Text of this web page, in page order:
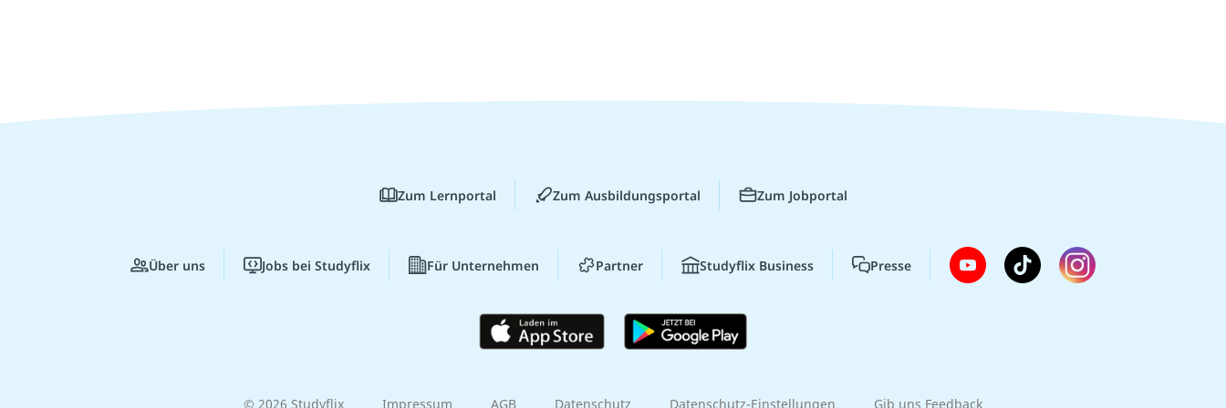
Zum Lernportal Zum Ausbildungsportal Zum Jobportal
Über uns Jobs bei Studyflix Für Unternehmen Partner Studyflix Business Presse
© 2026 Studyflix Impressum AGB Datenschutz Datenschutz-Einstellungen Gib uns Feedback